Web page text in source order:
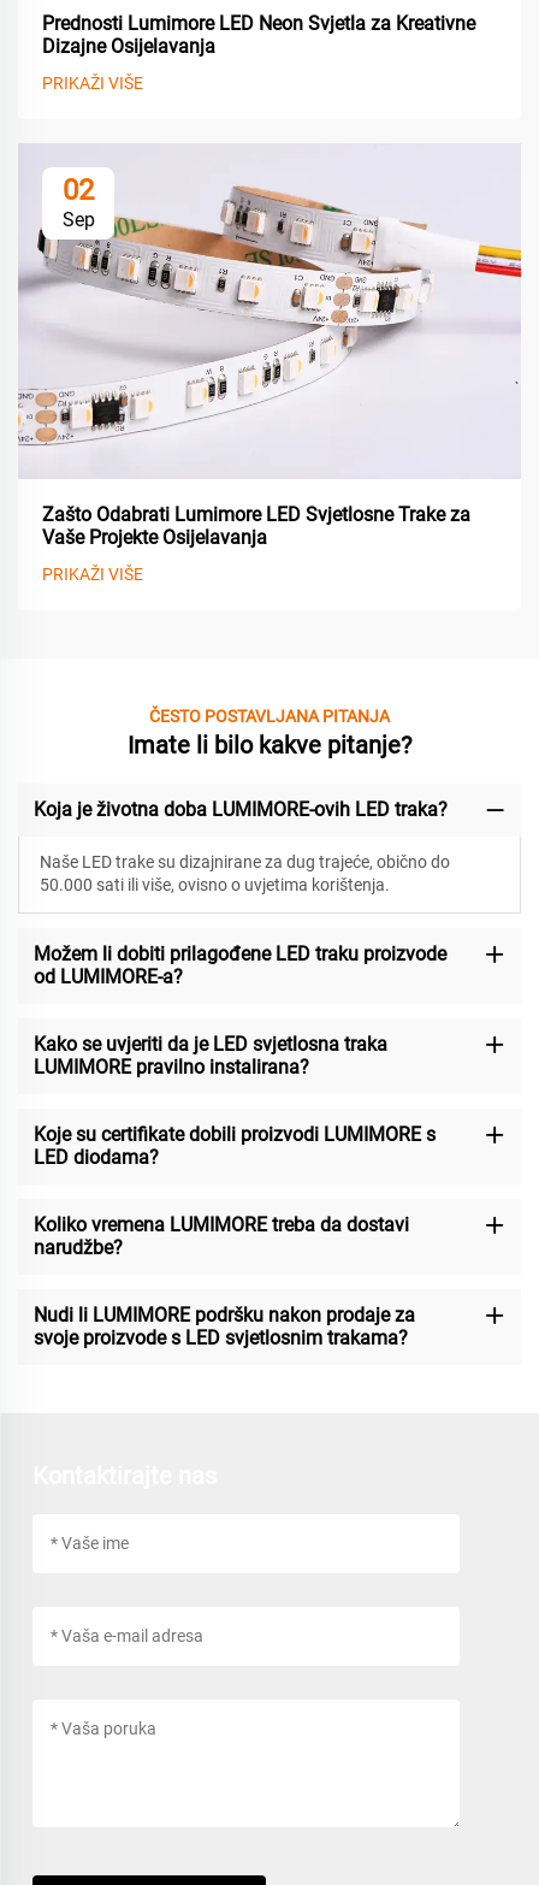
Prednosti Lumimore LED Neon Svjetla za Kreativne
Dizajne Osijelavanja
PRIKAŽI VIŠE
02
Sep
Zašto Odabrati Lumimore LED Svjetlosne Trake za
Vaše Projekte Osijelavanja
PRIKAŽI VIŠE
ČESTO POSTAVLJANA PITANJA
Imate li bilo kakve pitanje?
Koja je životna doba LUMIMORE-ovih LED traka?
Naše LED trake su dizajnirane za dug trajeće, obično do
50.000 sati ili više, ovisno o uvjetima korištenja.
Možem li dobiti prilagođene LED traku proizvode
od LUMIMORE-a?
Kako se uvjeriti da je LED svjetlosna traka
LUMIMORE pravilno instalirana?
Koje su certifikate dobili proizvodi LUMIMORE s
LED diodama?
Koliko vremena LUMIMORE treba da dostavi
narudžbe?
Nudi li LUMIMORE podršku nakon prodaje za
svoje proizvode s LED svjetlosnim trakama?